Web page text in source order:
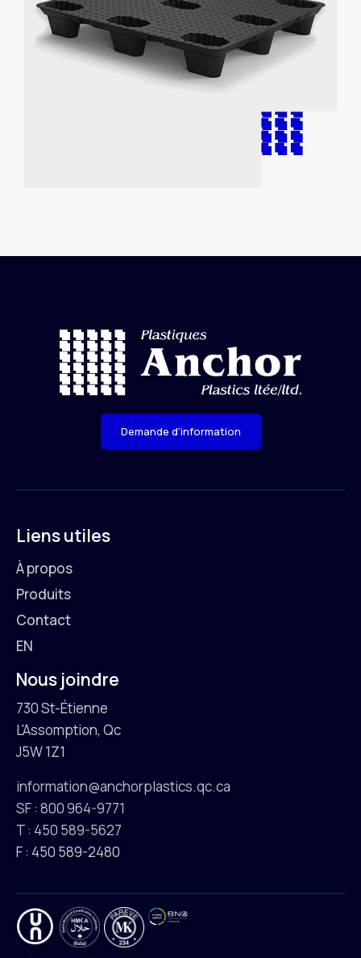
Demande d'information
Liens utiles
À propos
Produits
Contact
EN
Nous joindre
730 St-Étienne
L'Assomption, Qc
J5W 1Z1
information@anchorplastics.qc.ca
SF : 800 964-9771
T : 450 589-5627
F : 450 589-2480